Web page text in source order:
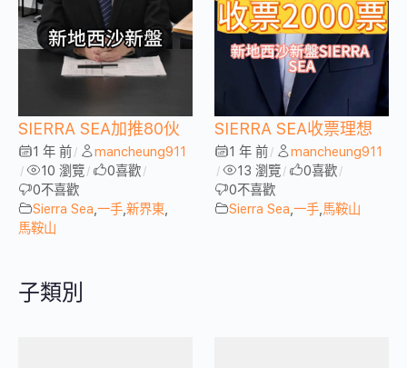
SIERRA SEA加推80伙
1 年 前 / mancheung911
/ 10 瀏覽 / 0喜歡 /
0不喜歡
Sierra Sea 一手 新界東
馬鞍山
SIERRA SEA收票理想
1 年 前 / mancheung911
/ 13 瀏覽 / 0喜歡 /
0不喜歡
Sierra Sea 一手 馬鞍山
子類別